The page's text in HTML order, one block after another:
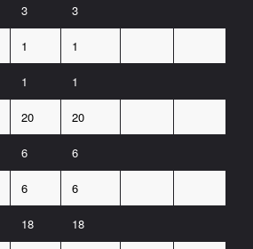
3 3
1 1
1 1
20 20
6 6
6 6
18 18